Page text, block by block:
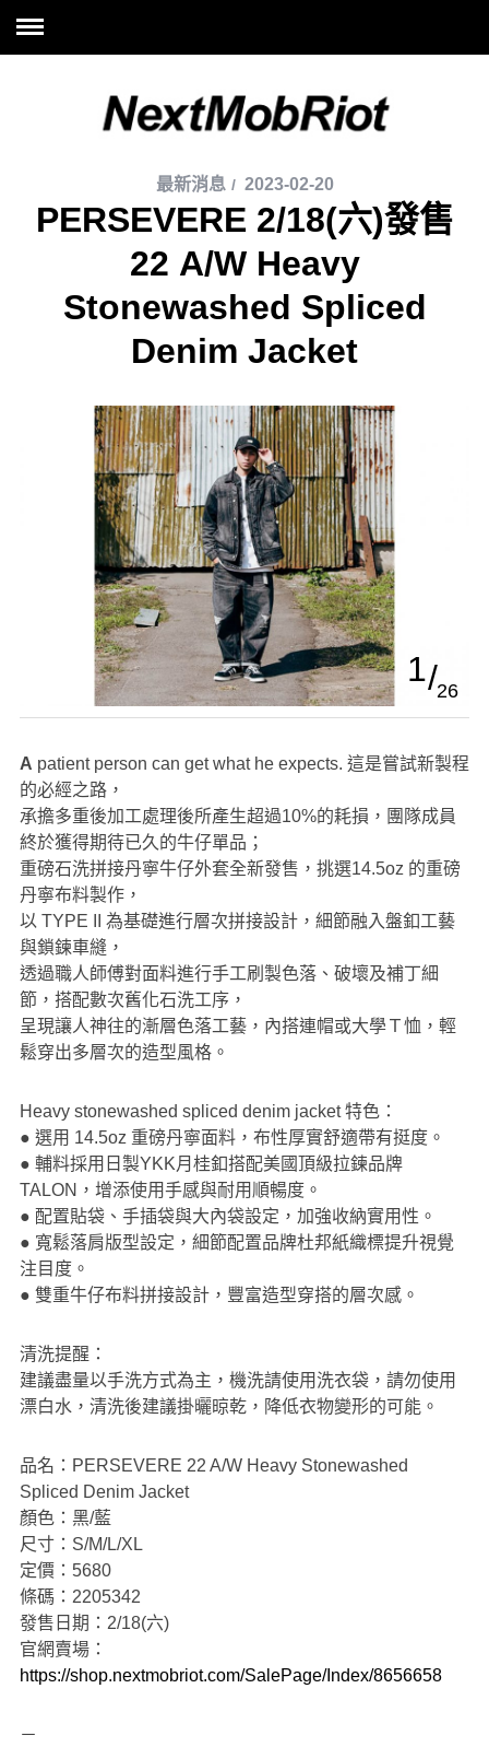
最新消息 2023-02-20
PERSEVERE 2/18(六)發售
22 A/W Heavy
Stonewashed Spliced
Denim Jacket
1
26
A patient person can get what he expects. 這是嘗試新製程
的必經之路，
承擔多重後加工處理後所產生超過10%的耗損，團隊成員
終於獲得期待已久的牛仔單品；
重磅石洗拼接丹寧牛仔外套全新發售，挑選14.5oz 的重磅
丹寧布料製作，
以 TYPE II 為基礎進行層次拼接設計，細節融入盤釦工藝
與鎖鍊車縫，
透過職人師傅對面料進行手工刷製色落、破壞及補丁細
節，搭配數次舊化石洗工序，
呈現讓人神往的漸層色落工藝，內搭連帽或大學Ｔ恤，輕
鬆穿出多層次的造型風格。
Heavy stonewashed spliced denim jacket 特色：
● 選用 14.5oz 重磅丹寧面料，布性厚實舒適帶有挺度。
● 輔料採用日製YKK月桂釦搭配美國頂級拉鍊品牌
TALON，增添使用手感與耐用順暢度。
● 配置貼袋、手插袋與大內袋設定，加強收納實用性。
● 寬鬆落肩版型設定，細節配置品牌杜邦紙織標提升視覺
注目度。
● 雙重牛仔布料拼接設計，豐富造型穿搭的層次感。
清洗提醒：
建議盡量以手洗方式為主，機洗請使用洗衣袋，請勿使用
漂白水，清洗後建議掛曬晾乾，降低衣物變形的可能。
品名：PERSEVERE 22 A/W Heavy Stonewashed
Spliced Denim Jacket
顏色：黑/藍
尺寸：S/M/L/XL
定價：5680
條碼：2205342
發售日期：2/18(六)
官網賣場：
https://shop.nextmobriot.com/SalePage/Index/8656658
－